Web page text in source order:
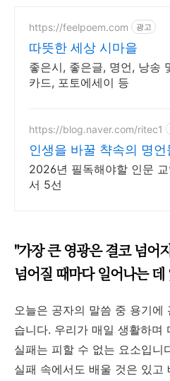
https://feelpoem.com 광고
따뜻한 세상 시마을
좋은시, 좋은글, 명언, 낭송
카드, 포토에세이 등
https://blog.naver.com/ritec1
인생을 바꿀 챡속의 명언
2026년 필독해야할 인문
서 5선
"가장 큰 영광은 결코 넘어
넘어질 때마다 일어나는 데
오늘은 공자의 말씀 중 용기에
습니다. 우리가 매일 생활하며
실패는 피할 수 없는 요소입니
실패 속에서도 배울 것은 있고